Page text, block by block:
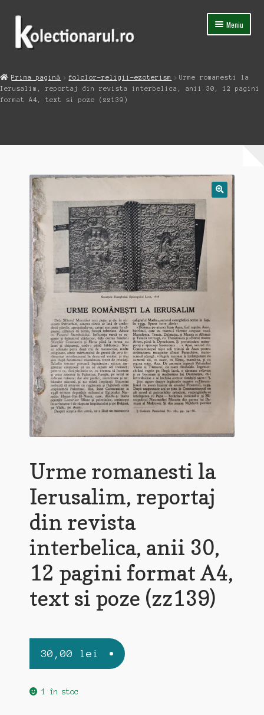
Sari
navigare
Sari
conținut
Meniu
Magazin
Extinde
Blog
Contact
Prima pagină folclor-religii-ezoterism
Urme romanesti la
Ierusalim, reportaj din revista interbelica, anii 30, 12 pagini
format A4, text si poze (zz139)
Urme romanesti la
Ierusalim, reportaj
din revista
interbelica, anii 30,
12 pagini format A4,
text si poze (zz139)
30,00 lei
1 în stoc